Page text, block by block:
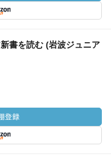
書を読む (岩波ジュニア